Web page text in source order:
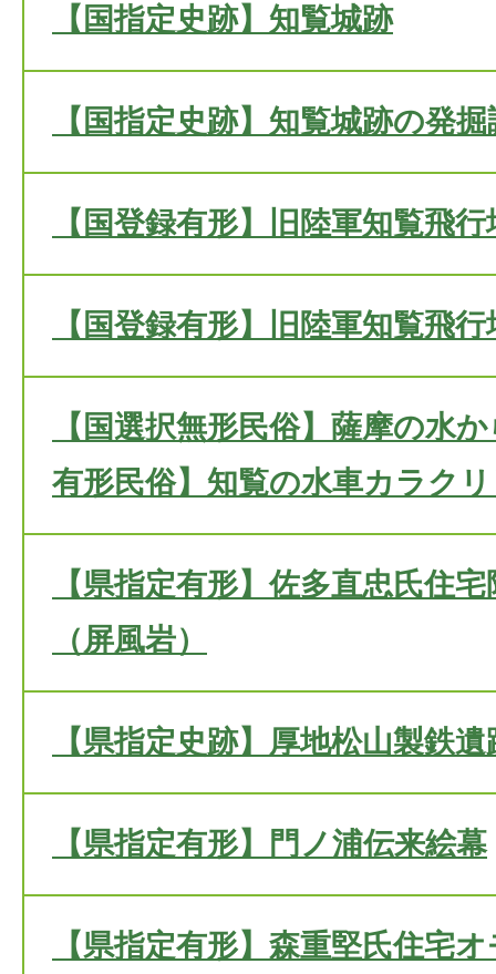
【国指定史跡】知覧城跡
【国指定史跡】知覧城跡の発
【国登録有形】旧陸軍知覧飛
【国登録有形】旧陸軍知覧飛
【国選択無形民俗】薩摩の水
有形民俗】知覧の水車カラク
【県指定有形】佐多直忠氏住
（屏風岩）
【県指定史跡】厚地松山製鉄遺
【県指定有形】門ノ浦伝来絵幕
【県指定有形】森重堅氏住宅